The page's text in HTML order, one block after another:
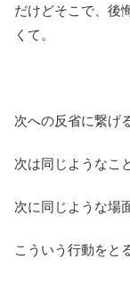
だけどそこで、後
くて。
次への反省に繋げ
次は同じようなこ
次に同じような場
こういう行動をと